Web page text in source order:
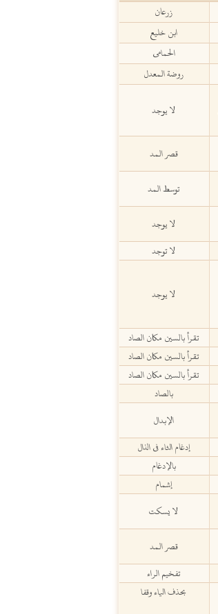
زرعان
ابن خليع
الحمامي
روضة المعدل
لا يوجد
قصر المد
توسط المد
لا يوجد
لا توجد
لا يوجد
تقرأ بالسين مكان الصاد
تقرأ بالسين مكان الصاد
تقرأ بالسين مكان الصاد
بالصاد
الإبدال
إدغام الثاء في الذال
بالإدغام
إشمام
لا يسكت
قصر المد
تفخيم الراء
بحذف الياء وقفا